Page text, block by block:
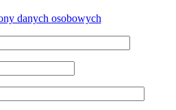
danych osobowych